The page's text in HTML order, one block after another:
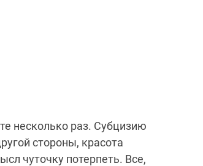
несколько раз. Субцизию
стороны, красота
чуточку потерпеть. Все,